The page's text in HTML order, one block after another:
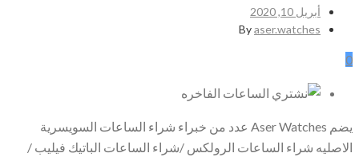
أبريل 10, 2020
Byaser.watches
0
يضم Aser Watches عدد من خبراء شراء الساعات السويسرية
الاصليه شراء الساعات الرولكس /شراء الساعات الباتيك فيليب /